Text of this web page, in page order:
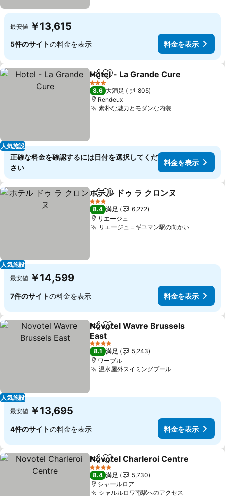
最安値 ￥13,615
5件のサイトの料金を表示 料金を表示
人気施設
シェアお気に入りに追加
Hotel - La Grande Cure
3 ホテルのランク
8.6 大満足
805
Rendeux
素朴な魅力とモダンな内装料金を表示
正確な料金を確認するには日付を選択してくだ
さい
料金を表示
人気施設
シェアお気に入りに追加
ホテル ドゥ ラ クロンヌ
3 ホテルのランク
8.4 満足
6,272
リエージュ
リエージュ＝ギユマン駅の向かい料金を表
最安値 ￥14,599
7件のサイトの料金を表示 料金を表示
人気施設
シェアお気に入りに追加
Novotel Wavre Brussels
East
料金を表示
4 ホテルのランク
8.1 満足
5,243
ワーブル
温水屋外スイミングプール料金を表示
最安値 ￥13,695
4件のサイトの料金を表示 料金を表示
シェアお気に入りに追加
Novotel Charleroi Centre
4 ホテルのランク
8.4 満足
5,730
シャールロア
シャルルロワ南駅へのアクセス